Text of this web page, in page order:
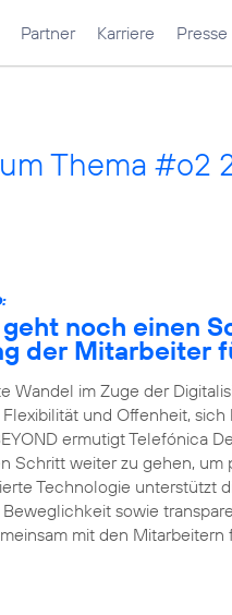
Partner Karriere Presse
Thema #o2
noch einen
der Mitarbeiter
Wandel im Zuge der
und Offenheit,
ermutigt Telefónica
Schritt weiter zu gehen,
Technologie unterstützt
sowie
mit den